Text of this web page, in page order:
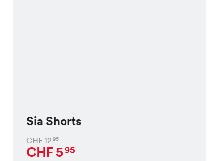
Sia Shorts
CHF1295
CHF595